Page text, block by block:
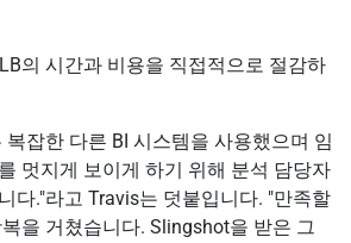
의 시간과 비용을 직접적으로 절감하
잡한 다른 BI 시스템을 사용했으며 임
멋지게 보이게 하기 위해 분석 담당자
다."라고 Travis는 덧붙입니다. "만족할
을 거쳤습니다. Slingshot을 받은 그